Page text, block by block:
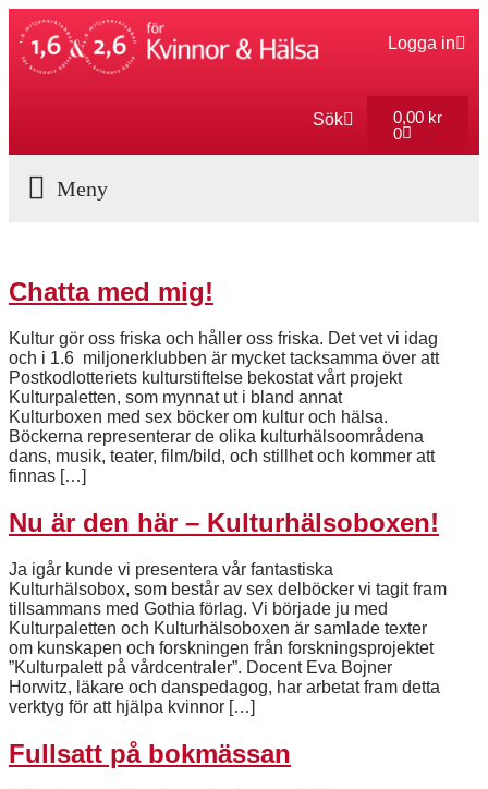
Logga in
Sök 0,00 kr
0
Chatta med mig!
Kultur gör oss friska och håller oss friska. Det vet vi idag
och i 1.6 miljonerklubben är mycket tacksamma över att
Postkodlotteriets kulturstiftelse bekostat vårt projekt
Kulturpaletten, som mynnat ut i bland annat
Kulturboxen med sex böcker om kultur och hälsa.
Böckerna representerar de olika kulturhälsoområdena
dans, musik, teater, film/bild, och stillhet och kommer att
finnas […]
Nu är den här – Kulturhälsoboxen!
Ja igår kunde vi presentera vår fantastiska
Kulturhälsobox, som består av sex delböcker vi tagit fram
tillsammans med Gothia förlag. Vi började ju med
Kulturpaletten och Kulturhälsoboxen är samlade texter
om kunskapen och forskningen från forskningsprojektet
”Kulturpalett på vårdcentraler”. Docent Eva Bojner
Horwitz, läkare och danspedagog, har arbetat fram detta
verktyg för att hjälpa kvinnor […]
Fullsatt på bokmässan